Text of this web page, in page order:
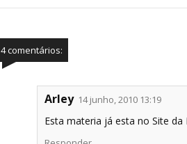
4 comentários:
Arley 14 junho, 2010 13:19
Esta materia já esta no Site